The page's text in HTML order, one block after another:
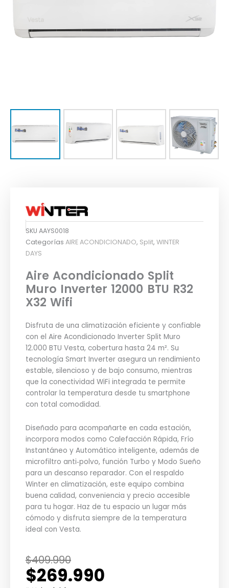
SKU AAYS0018
Categorías AIRE ACONDICIONADO, Split, WINTER
DAYS
Aire Acondicionado Split
Muro Inverter 12000 BTU R32
X32 Wifi
Disfruta de una climatización eficiente y confiable
con el Aire Acondicionado Inverter Split Muro
12.000 BTU Vesta, cobertura hasta 24 m². Su
tecnología Smart Inverter asegura un rendimiento
estable, silencioso y de bajo consumo, mientras
que la conectividad WiFi integrada te permite
controlar la temperatura desde tu smartphone
con total comodidad.
Diseñado para acompañarte en cada estación,
incorpora modos como Calefacción Rápida, Frío
Instantáneo y Automático inteligente, además de
microfiltro anti‑polvo, función Turbo y Modo Sueño
para un descanso reparador. Con el respaldo
Winter en climatización, este equipo combina
buena calidad, conveniencia y precio accesible
para tu hogar. Haz de tu espacio un lugar más
cómodo y disfruta siempre de la temperatura
ideal con Vesta.
$409.990
El
precio
$269.990
El
precio